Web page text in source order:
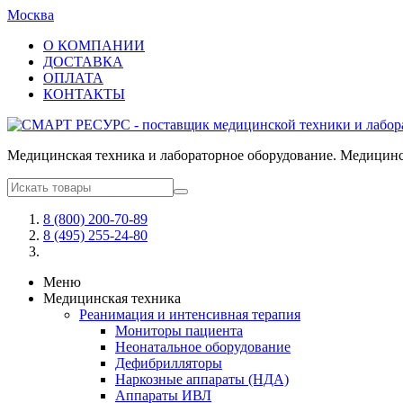
Москва
О КОМПАНИИ
ДОСТАВКА
ОПЛАТА
КОНТАКТЫ
Медицинская техника и лабораторное оборудование.
8 (800) 200-70-89
8 (495) 255-24-80
Меню
Медицинская техника
Реанимация и интенсивная терапия
Мониторы пациента
Неонатальное оборудование
Дефибрилляторы
Наркозные аппараты (НДА)
Аппараты ИВЛ